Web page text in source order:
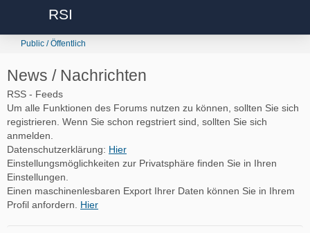
RSI
Public / Öffentlich
News / Nachrichten
RSS - Feeds
Um alle Funktionen des Forums nutzen zu können, sollten Sie sich
registrieren. Wenn Sie schon regstriert sind, sollten Sie sich
anmelden.
Datenschutzerklärung: Hier
Einstellungsmöglichkeiten zur Privatsphäre finden Sie in Ihren
Einstellungen.
Einen maschinenlesbaren Export Ihrer Daten können Sie in Ihrem
Profil anfordern. Hier